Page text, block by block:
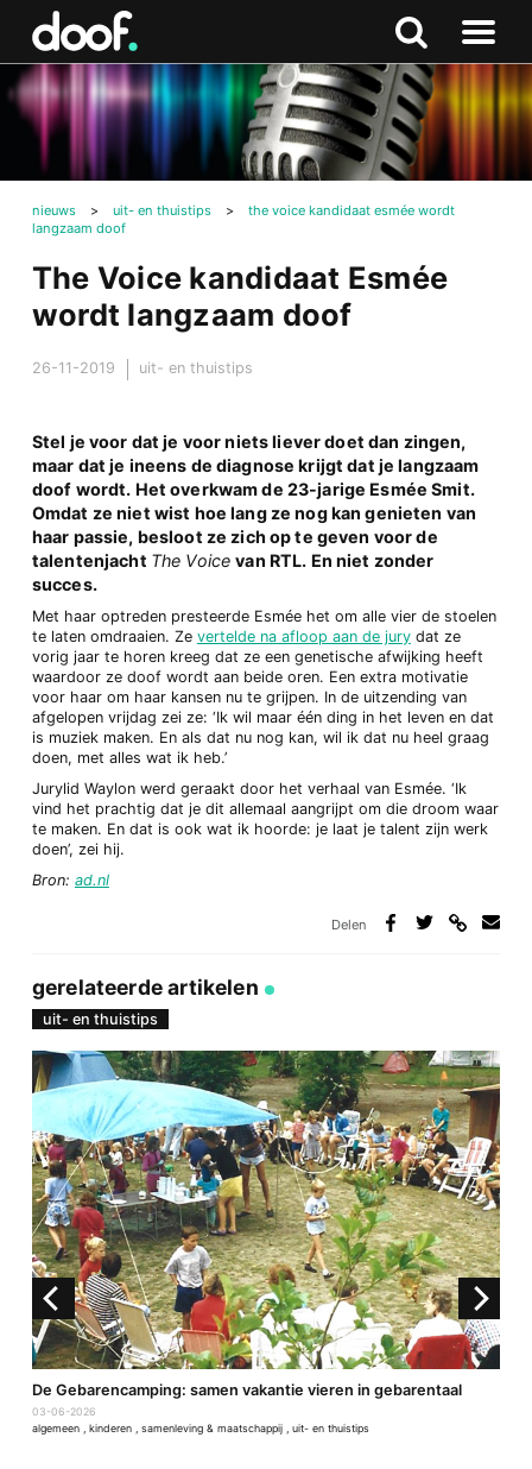
Zoeken
Naar
nieuws > uit- en thuistips >
the voice kandidaat esmée wordt
langzaam doof
The Voice kandidaat Esmée
wordt langzaam doof
26-11-2019 uit- en thuistips
Stel je voor dat je voor niets liever doet dan zingen,
maar dat je ineens de diagnose krijgt dat je langzaam
doof wordt. Het overkwam de 23-jarige Esmée Smit.
Omdat ze niet wist hoe lang ze nog kan genieten van
haar passie, besloot ze zich op te geven voor de
talentenjacht The Voicevan RTL. En niet zonder
succes.
Met haar optreden presteerde Esmée het om alle vier de stoelen
te laten omdraaien. Ze vertelde na afloop aan de jurydat ze
vorig jaar te horen kreeg dat ze een genetische afwijking heeft
waardoor ze doof wordt aan beide oren. Een extra motivatie
voor haar om haar kansen nu te grijpen. In de uitzending van
afgelopen vrijdag zei ze: ‘Ik wil maar één ding in het leven en dat
is muziek maken. En als dat nu nog kan, wil ik dat nu heel graag
doen, met alles wat ik heb.’
Jurylid Waylon werd geraakt door het verhaal van Esmée. ‘Ik
vind het prachtig dat je dit allemaal aangrijpt om die droom waar
te maken. En dat is ook wat ik hoorde: je laat je talent zijn werk
doen’, zei hij.
Bron: ad.nl
Delen
gerelateerde artikelen
uit- en thuistips
De Gebarencamping: samen vakantie vieren in gebarentaal
03-06-2026
algemeen
kinderen samenleving & maatschappij uit- en thuistips
Doof.nl
Zoeken
naar
boven